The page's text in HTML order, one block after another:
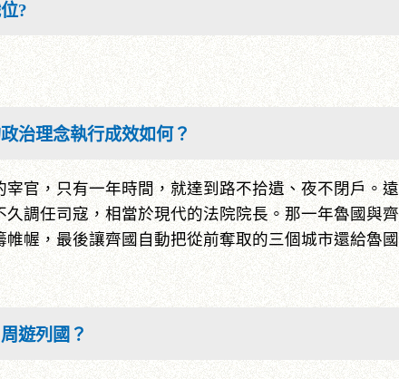
?
治理念執行成效如何？
官，只有一年時間，就達到路不拾遺、夜不閉戶。
調任司寇，相當於現代的法院院長。那一年魯國與
幄，最後讓齊國自動把從前奪取的三個城市還給魯
遊列國？